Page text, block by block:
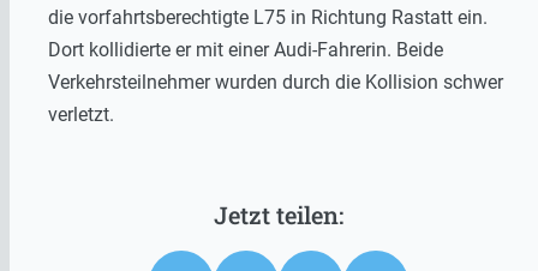
die vorfahrtsberechtigte L75 in Richtung Rastatt ein.
Dort kollidierte er mit einer Audi-Fahrerin. Beide
Verkehrsteilnehmer wurden durch die Kollision schwer
verletzt.